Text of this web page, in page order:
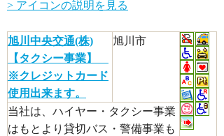
> アイコンの説明を見る
旭川中央交通(株)
【タクシー事業】
※クレジットカード
使用出来ます。
旭川市
当社は、ハイヤー・タクシー事業
はもとより貸切バス・警備事業も